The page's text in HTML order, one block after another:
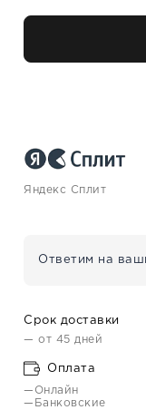
Яндекс Сплит
Ответим на
Срок доставки
— от 45 дней
Оплата
—Онлайн
—Банковские